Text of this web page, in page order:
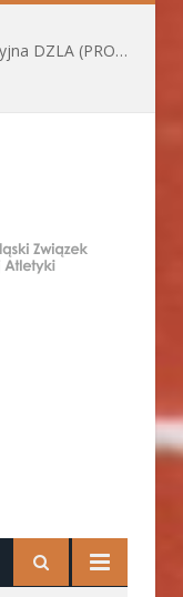
Konferencja szkoleniowo-organizacyjna DZLA (PROGRAM już do pobrania)